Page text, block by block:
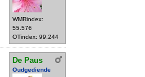
WMRindex:
55.576
OTindex: 99.244
De Paus
Oudgediende